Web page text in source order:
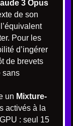
3 Opus
de son
Pour les
d’ingérer
de brevets
sans
un Mixture-
activés à la
: seul 15